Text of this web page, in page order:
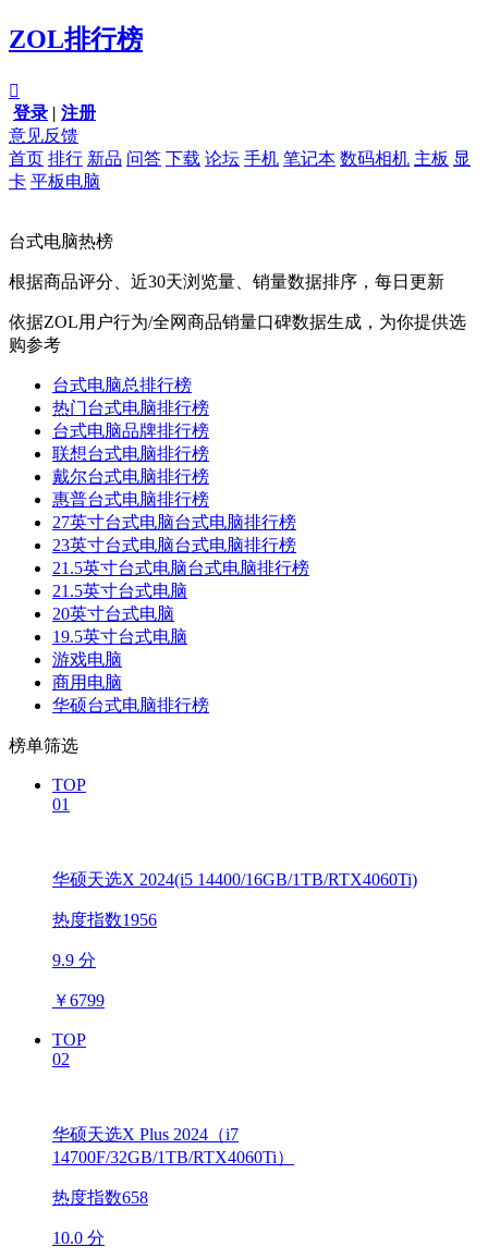
ZOL排行榜

登录 | 注册
意见反馈
首页 排行 新品 问答 下载 论坛 手机 笔记本 数码相机 主板 显
卡 平板电脑
台式电脑热榜
根据商品评分、近30天浏览量、销量数据排序，每日更新
依据ZOL用户行为/全网商品销量口碑数据生成，为你提供选
购参考
台式电脑总排行榜
热门台式电脑排行榜
台式电脑品牌排行榜
联想台式电脑排行榜
戴尔台式电脑排行榜
惠普台式电脑排行榜
27英寸台式电脑台式电脑排行榜
23英寸台式电脑台式电脑排行榜
21.5英寸台式电脑台式电脑排行榜
21.5英寸台式电脑
20英寸台式电脑
19.5英寸台式电脑
游戏电脑
商用电脑
华硕台式电脑排行榜
榜单筛选
TOP
01
华硕天选X 2024(i5 14400/16GB/1TB/RTX4060Ti)
热度指数1956
9.9 分
￥6799
TOP
02
华硕天选X Plus 2024（i7
14700F/32GB/1TB/RTX4060Ti）
热度指数658
10.0 分